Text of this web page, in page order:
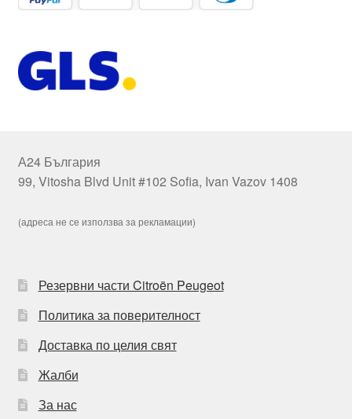
А24 България
99, Vitosha Blvd Unit #102 Sofia, Ivan Vazov 1408
(адреса не се използва за рекламации)
Резервни части Citroën Peugeot
Политика за поверителност
Доставка по целия свят
Жалби
За нас